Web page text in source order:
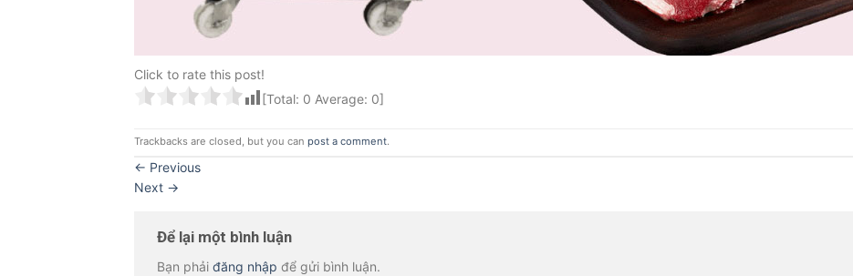
Click to rate this post!
[Total: 0 Average: 0]
Trackbacks are closed, but you can post a comment.
← Previous
Next →
Để lại một bình luận
Bạn phải đăng nhập để gửi bình luận.